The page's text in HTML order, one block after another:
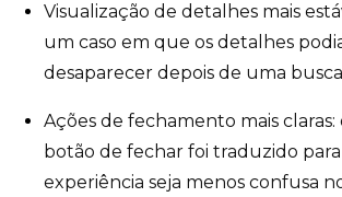
Visualização de detalhes mais
um caso em que os detalhes
desaparecer depois de uma
Ações de fechamento mais
botão de fechar foi traduzido
experiência seja menos confusa